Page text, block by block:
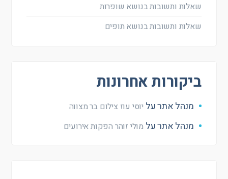
שאלות ותשובות בנושא שופרות
שאלות ותשובות בנושא תופים
ביקורות אחרונות
מנהל אתרעליוסי עוז צילום בר מצווה
מנהל אתרעלמולי זוהר הפקות אירועים